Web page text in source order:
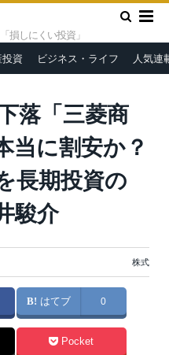
損しにくい投資」
資 ビジネス・ライフ 人気連
下落「三菱商事」株は買い？
投資のプロが解説＝栫井駿介
落「三菱商
当に割安か？
長期投資の
駿介
株式
はてブ 0
Pocket